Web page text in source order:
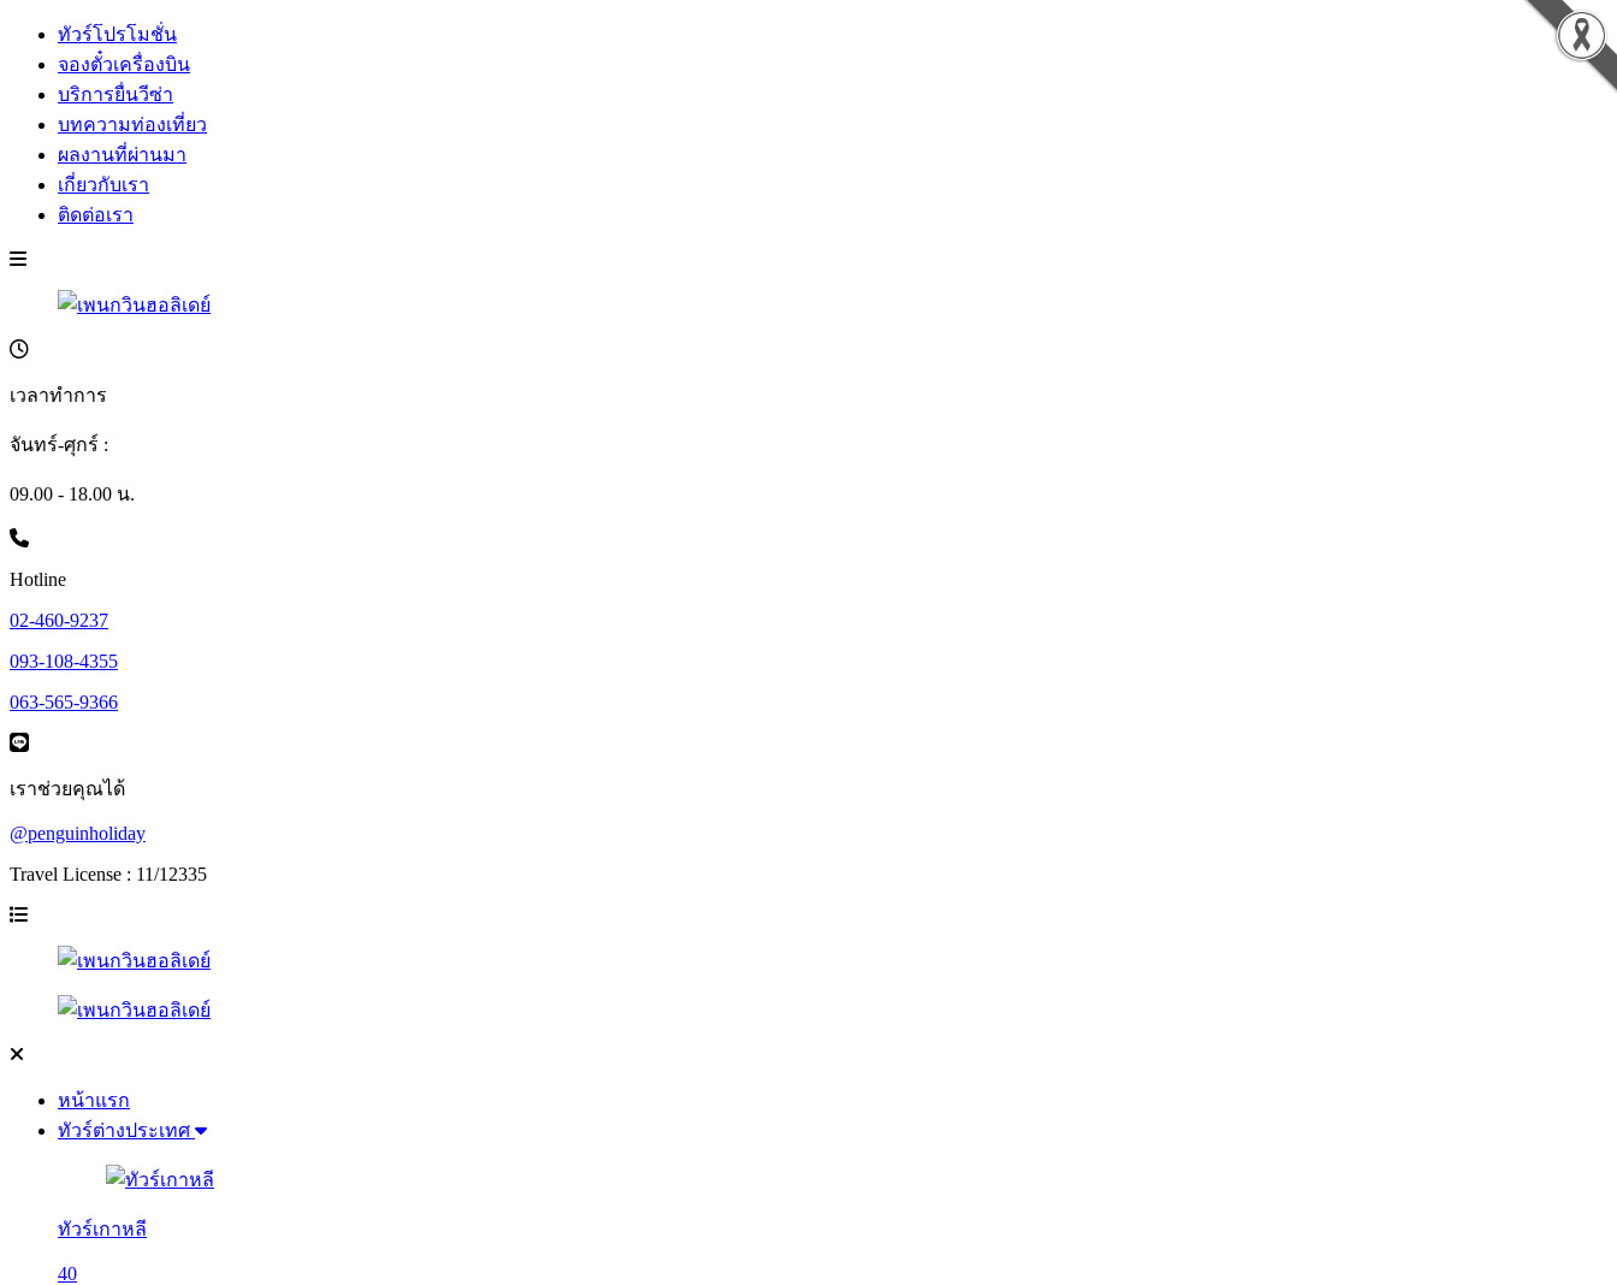
ทัวร์โปรโมชั่น
จองตั๋วเครื่องบิน
บริการยื่นวีซ่า
บทความท่องเที่ยว
ผลงานที่ผ่านมา
เกี่ยวกับเรา
ติดต่อเรา
เวลาทำการ
จันทร์-ศุกร์ :
09.00 - 18.00 น.
Hotline
02-460-9237
093-108-4355
063-565-9366
เราช่วยคุณได้
@penguinholiday
Travel License : 11/12335
หน้าแรก
ทัวร์ต่างประเทศ
ทัวร์เกาหลี
40